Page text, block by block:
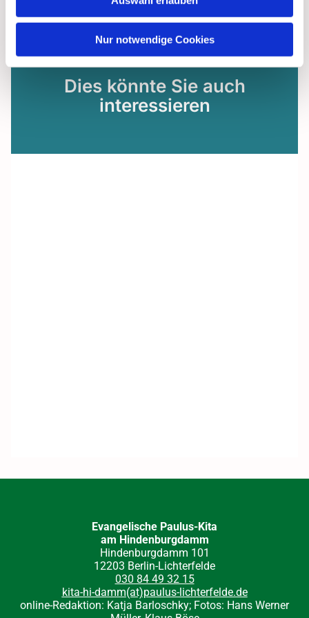
Nur notwendige Cookies
Dies könnte Sie auch
interessieren
Evangelische Paulus-Kita
am Hindenburgdamm
Hindenburgdamm 101
12203 Berlin-Lichterfelde
030 84 49 32 15
kita-hi-damm(at)paulus-lichterfelde.de
online-Redaktion: Katja Barloschky; Fotos: Hans Werner